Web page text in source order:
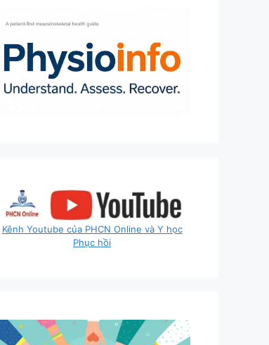
Kênh Youtube của PHCN Online và Y học
Phục hồi